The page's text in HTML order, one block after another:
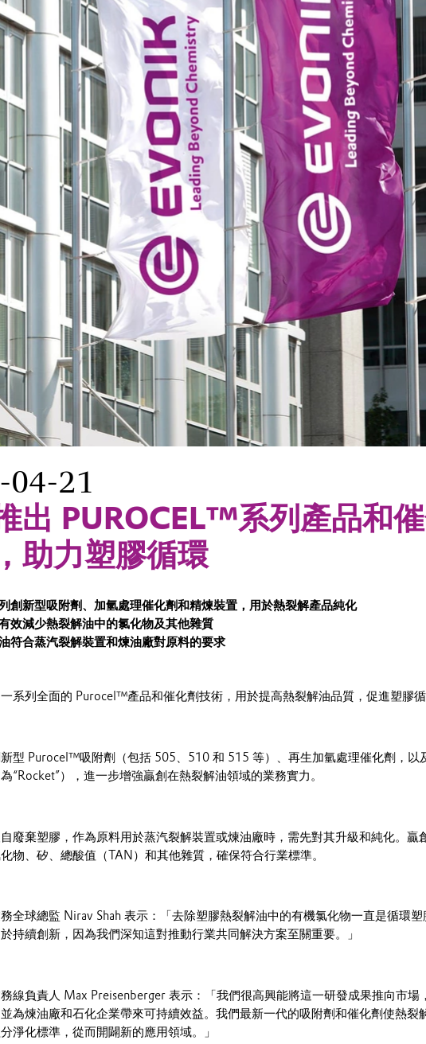
04-21
出 PUROCEL™系列產品和
助力塑膠循環
創新型吸附劑、加氫處理催化劑和精煉裝置，用於熱裂解產品純化
效減少熱裂解油中的氯化物及其他雜質
符合蒸汽裂解裝置和煉油廠對原料的要求
系列全面的 Purocel™產品和催化劑技術，用於提高熱裂解油品質，促進塑膠循
型 Purocel™吸附劑（包括 505、510 和 515 等）、再生加氫處理催化劑，以
“Rocket”），進一步增強贏創在熱裂解油領域的業務實力。
廢棄塑膠，作為原料用於蒸汽裂解裝置或煉油廠時，需先對其升級和純化。贏
物、矽、總酸值（TAN）和其他雜質，確保符合行業標準。
全球總監 Nirav Shah 表示：「去除塑膠熱裂解油中的有機氯化物一直是循環
持續創新，因為我們深知這對推動行業共同解決方案至關重要。」
線負責人 Max Preisenberger 表示：「我們很高興能將這一研發成果推向市場
為煉油廠和石化企業帶來可持續效益。我們最新一代的吸附劑和催化劑使熱裂
淨化標準，從而開闢新的應用領域。」